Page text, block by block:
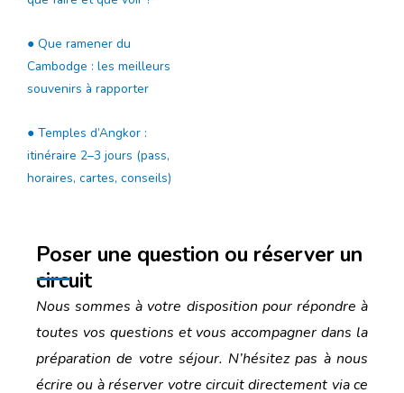
● Que ramener du
Cambodge : les meilleurs
souvenirs à rapporter
● Temples d’Angkor :
itinéraire 2–3 jours (pass,
horaires, cartes, conseils)
Poser une question ou réserver un
circuit
Nous sommes à votre disposition pour répondre à
toutes vos questions et vous accompagner dans la
préparation de votre séjour. N’hésitez pas à nous
écrire ou à réserver votre circuit directement via ce